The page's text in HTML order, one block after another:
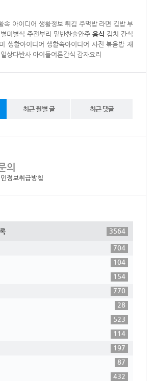
속 아이디어 생활정보 튀김 주먹밥 라면 김밥 부
별미별식 주전부리 밑반찬술안주 음식 김치 간식
생활아이디어 생활속아이디어 사진 볶음밥 재
일상다반사 아이들어른간식 감자요리
최근 월별 글 최근 댓글
의
정보취급방침
3564
704
104
154
770
28
523
114
197
87
432